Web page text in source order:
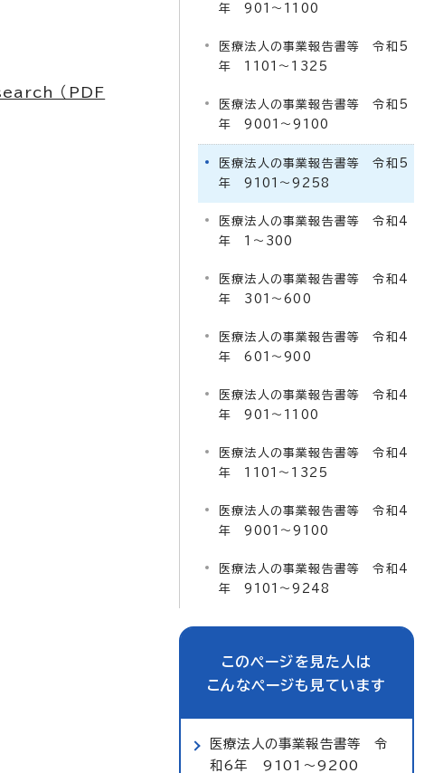
（PDF
年 901～1100
医療法人の事業報告書等 令和5
年 1101～1325
医療法人の事業報告書等 令和5
年 9001～9100
医療法人の事業報告書等 令和5
年 9101～9258
医療法人の事業報告書等 令和4
年 1～300
医療法人の事業報告書等 令和4
年 301～600
医療法人の事業報告書等 令和4
年 601～900
医療法人の事業報告書等 令和4
年 901～1100
医療法人の事業報告書等 令和4
年 1101～1325
医療法人の事業報告書等 令和4
年 9001～9100
医療法人の事業報告書等 令和4
年 9101～9248
このページを見た人は
こんなページも見ています
医療法人の事業報告書等 令
和6年 9101～9200